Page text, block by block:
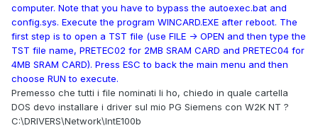
computer. Note that you have to bypass the autoexec.bat and
config.sys. Execute the program WINCARD.EXE after reboot. The
first step is to open a TST file (use FILE -> OPEN and then type the
TST file name, PRETEC02 for 2MB SRAM CARD and PRETEC04 for
4MB SRAM CARD). Press ESC to back the main menu and then
choose RUN to execute.
Premesso che tutti i file nominati li ho, chiedo in quale cartella
DOS devo installare i driver sul mio PG Siemens con W2K NT ?
C:\DRIVERS\Network\IntE100b